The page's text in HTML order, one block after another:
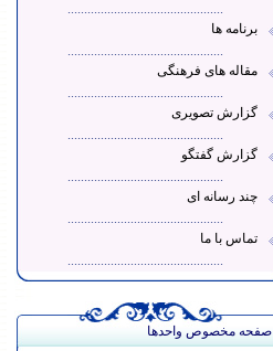
...............................................
برنامه ها
...............................................
مقاله های فرهنگی
...............................................
گزارش تصویری
...............................................
گزارش گفتگو
...............................................
چند رسانه ای
...............................................
تماس با ما
...............................................
صفحه مخصوص واحدها